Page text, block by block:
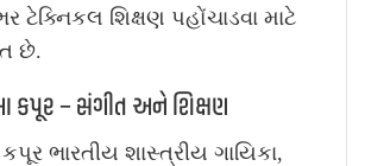
ટેક્નિકલ શિક્ષણ પહોંચાડવા માટે
છે.
કપૂર – સંગીત અને શિક્ષણ
ભારતીય શાસ્ત્રીય ગાયિકા,